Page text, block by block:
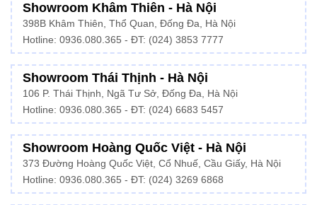
Showroom Khâm Thiên - Hà Nội
398B Khâm Thiên, Thổ Quan, Đống Đa, Hà Nội
Hotline: 0936.080.365 - ĐT: (024) 3853 7777
Showroom Thái Thịnh - Hà Nội
106 P. Thái Thịnh, Ngã Tư Sở, Đống Đa, Hà Nội
Hotline: 0936.080.365 - ĐT: (024) 6683 5457
Showroom Hoàng Quốc Việt - Hà Nội
373 Đường Hoàng Quốc Việt, Cổ Nhuế, Cầu Giấy, Hà Nội
Hotline: 0936.080.365 - ĐT: (024) 3269 6868